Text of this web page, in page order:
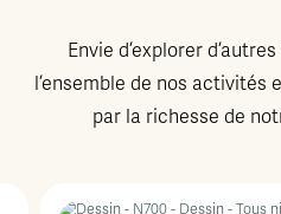
Envie d’explorer
l’ensemble de nos activités
par la richesse de